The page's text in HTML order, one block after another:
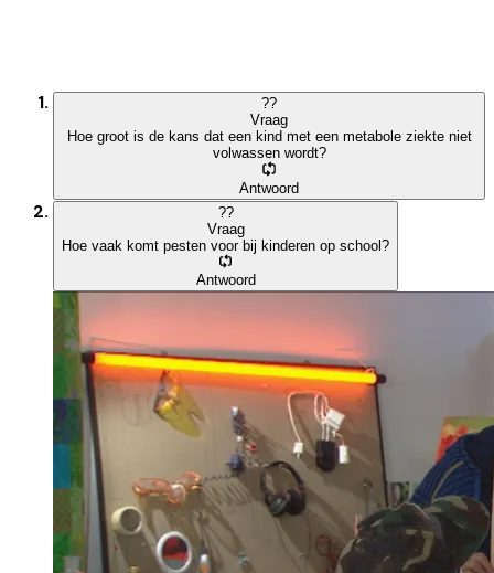
??
Vraag
Hoe groot is de kans dat een kind met een metabole ziekte niet
volwassen wordt?
Antwoord
??
Vraag
Hoe vaak komt pesten voor bij kinderen op school?
Antwoord